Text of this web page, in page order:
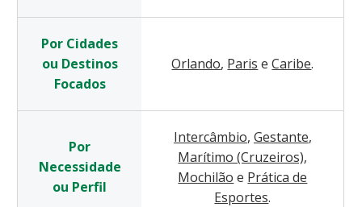
Por Cidades
ou Destinos
Focados
Orlando, Paris e Caribe.
Por
Necessidade
ou Perfil
Intercâmbio, Gestante,
Marítimo (Cruzeiros),
Mochilão e Prática de
Esportes.